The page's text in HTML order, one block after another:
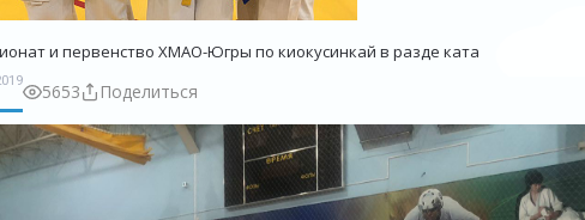
и первенство ХМАО-Югры по киокусинкай в разде ката
5653 Поделиться